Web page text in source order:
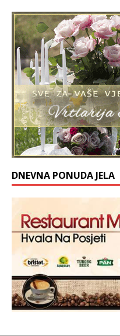
DNEVNA PONUDA JELA